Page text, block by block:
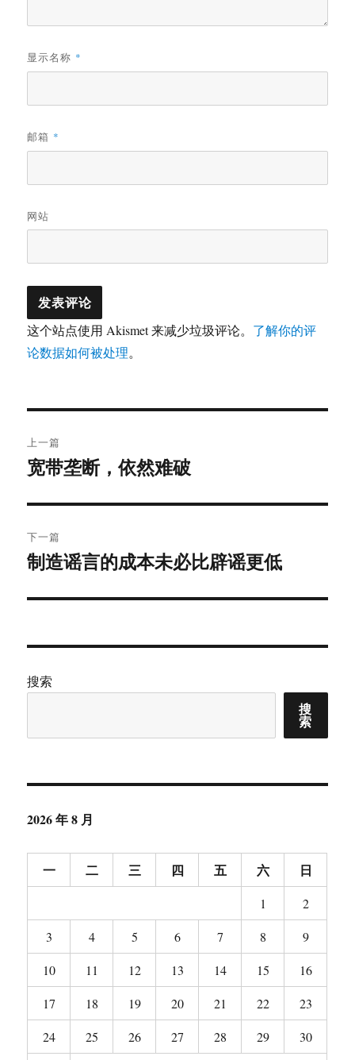
显示名称 *
邮箱 *
网站
这个站点使用 Akismet 来减少垃圾评论。 了解你的评
论数据如何被处理。
章
航
上一篇
上
文
章：
宽带垄断，依然难破
下一篇
下
文
制造谣言的成本未必比辟谣更低
搜索
搜
索
2026 年 8 月
一 二 三 四 五 六 日
1
2
3
4 5 6 7 8
9
10
11 12 13 14 15
16
17
18 19 20 21 22
23
24
25 26 27 28 29
30